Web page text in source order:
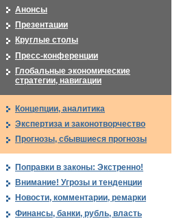
Анонсы
Презентации
Круглые столы
Пресс-конференции
Глобальные экономические
стратегии, навигации
Концепции, аналитика
Экспертиза и законотворчество
Прогнозы, сбывшиеся прогнозы
Поправки в законы: Экстренно!
Внимание! Угрозы и тенденции
Новости, комментарии, ремарки
Финансы, банки, рубль, власть